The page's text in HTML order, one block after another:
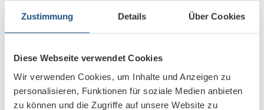
Zustimmung Details Über Cookies
Diese Webseite verwendet Cookies
Wir verwenden Cookies, um Inhalte und Anzeigen zu
personalisieren, Funktionen für soziale Medien anbieten
zu können und die Zugriffe auf unsere Website zu